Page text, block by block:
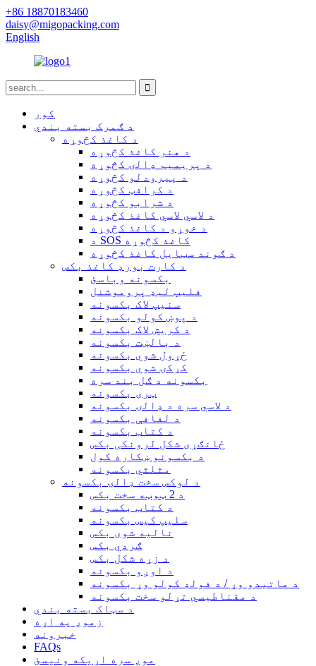
+86 18870183460
daisy@migopacking.com
English
کور
د ګمرک بسته بندي
د کاغذ کڅوړه
د هنر کاغذ کڅوړه
د پریمیم ډالۍ کڅوړه
د پیرودلو کڅوړه
د کرافټ کڅوړه
د شرابو کڅوړه
د لاسي لاسي کاغذ کڅوړه
د خوړو د کاغذ کڅوړه
د SOS کاغذ کڅوړه
د ګوند سټایل کاغذ کڅوړه
د کارت بورډ کاغذ بکس
بکسونه وباسئ
فلیپ لیډ پروموشنل
سنیپ لاک بکسونه
د پوښ کولو بکسونه
د کریش لاک بکسونه
د بالښت بکسونه
ځړول شوي بکسونه
کړکۍ شوي بکسونه
بکسونه د ګل بند سره
ټری بکسونه
د لاسي سره د ډالۍ بکسونه
د لفافې بکسونه
د کتاب بکسونه
ځانګړی شکل لرونکی بکس
د بکسونو ښکاره کول
مثلثي بکسونه
د لوکس سخت ډالۍ بکسونه
د 2 ټوټه سخت بکس
د کتاب بکسونه
سلیپ کیس بکسونه
نالیه شوی بکس
ګردي بکس
د زړه شکل بکس
د اوږو بکسونه
د ماتیدو وړ / د فولډ کولو وړ بکسونه
د مقناطیسي تړلو سخت بکسونه
د سټاک بسته بندي
زموږ په اړه
خبرونه
FAQs
موږ سره اړیکه ونیسئ